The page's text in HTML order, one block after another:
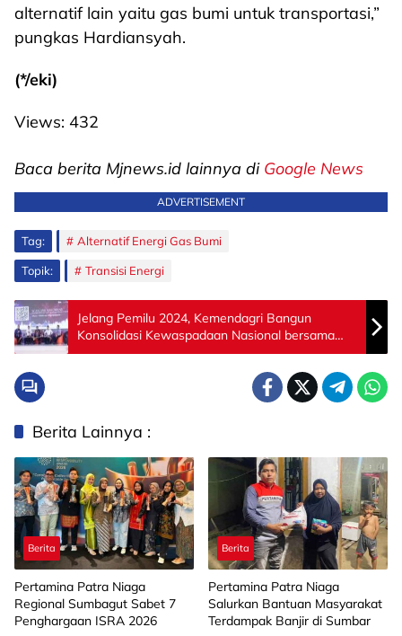
alternatif lain yaitu gas bumi untuk transportasi,”
pungkas Hardiansyah.
(*/eki)
Views: 432
Baca berita Mjnews.id lainnya di Google News
ADVERTISEMENT
Tag: Alternatif Energi Gas Bumi
Topik: Transisi Energi
Jelang Pemilu 2024, Kemendagri Bangun
Konsolidasi Kewaspadaan Nasional bersama
Kesbangpol
Berita Lainnya :
Berita
Pertamina Patra Niaga
Regional Sumbagut Sabet 7
Penghargaan ISRA 2026
Berita
Pertamina Patra Niaga
Salurkan Bantuan Masyarakat
Terdampak Banjir di Sumbar